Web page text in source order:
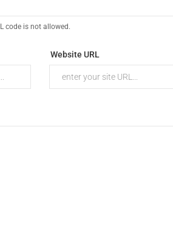
code is not allowed.
Website URL